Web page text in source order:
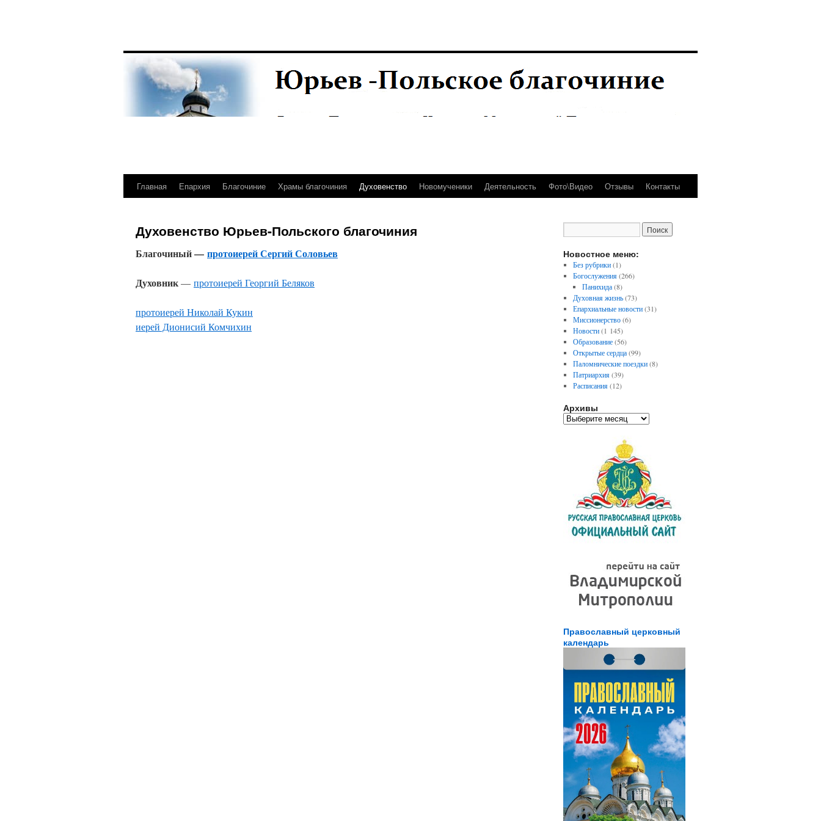
Перейти
содержимому
Главная Епархия Благочиние Храмы благочиния Духовенство Новомученики Деятельность Фото\Видео Отзывы Контакты
Духовенство Юрьев-Польского благочиния
Благочиный — протоиерей Сергий Соловьев
Духовник— протоиерей Георгий Беляков
протоиерей Николай Кукин
иерей Дионисий Комчихин
Новостное меню:
Без рубрики(1)
Богослужения(266)
Панихида(8)
Духовная жизнь(73)
Епархиальные новости(31)
Миссионерство(6)
Новости(1 145)
Образование(56)
Открытые сердца(99)
Паломнические поездки(8)
Патриархия(39)
Расписания(12)
Архивы
А
Православный церковный
календарь